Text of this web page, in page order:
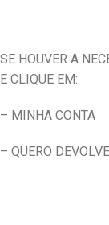
SE HOUVER A
E CLIQUE EM:
– MINHA CONTA
– QUERO